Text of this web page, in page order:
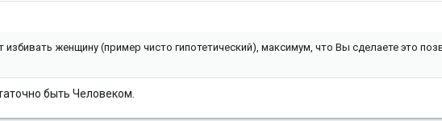
избивать женщину (пример чисто гипотетический), максимум, что Вы сделаете это
быть Человеком.